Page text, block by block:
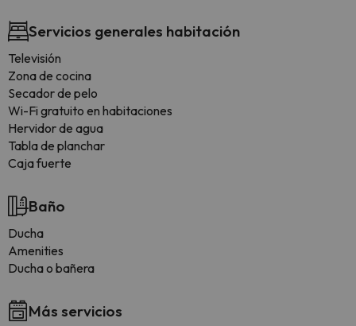
Servicios generales habitación
Televisión
Zona de cocina
Secador de pelo
Wi-Fi gratuito en habitaciones
Hervidor de agua
Tabla de planchar
Caja fuerte
Baño
Ducha
Amenities
Ducha o bañera
Más servicios